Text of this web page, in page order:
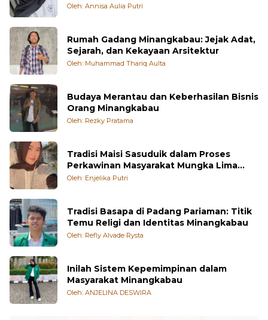
Oleh: Annisa Aulia Putri
Rumah Gadang Minangkabau: Jejak Adat,
Sejarah, dan Kekayaan Arsitektur
Oleh: Muhammad Thariq Aulta
Budaya Merantau dan Keberhasilan Bisnis
Orang Minangkabau
Oleh: Rezky Pratama
Tradisi Maisi Sasuduik dalam Proses
Perkawinan Masyarakat Mungka Lima
Puluh Kota
Oleh: Enjelika Putri
Tradisi Basapa di Padang Pariaman: Titik
Temu Religi dan Identitas Minangkabau
Oleh: Refly Alvade Rysta
Inilah Sistem Kepemimpinan dalam
Masyarakat Minangkabau
Oleh: ANJELINA DESWIRA